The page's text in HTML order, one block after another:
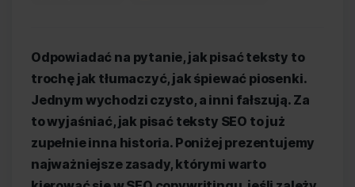
Odpowiadać na pytanie, jak pisać teksty to
trochę jak tłumaczyć, jak śpiewać piosenki.
Jednym wychodzi czysto, a inni fałszują. Za
to wyjaśniać, jak pisać teksty SEO to już
zupełnie inna historia. Poniżej prezentujemy
najważniejsze zasady, którymi warto